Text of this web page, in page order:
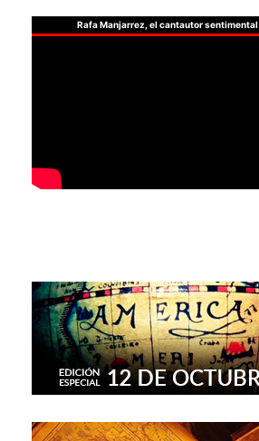
Rafa Manjarrez, el cantautor sentimental